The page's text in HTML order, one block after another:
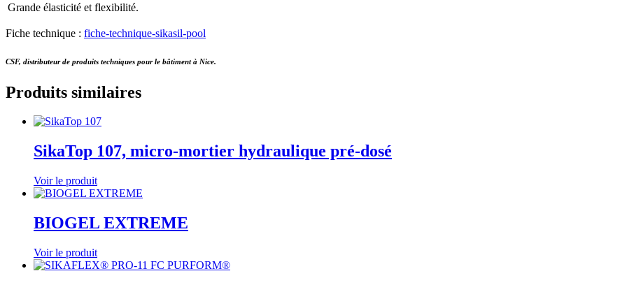
Grande élasticité et flexibilité.
Fiche technique : fiche-technique-sikasil-pool
CSF, distributeur de produits techniques pour le bâtiment à Nice.
Produits similaires
SikaTop 107, micro-mortier hydraulique pré-dosé
Voir le produit
BIOGEL EXTREME
Voir le produit